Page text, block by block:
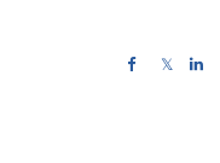
𝕏